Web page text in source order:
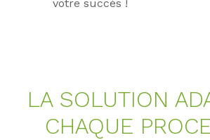
votre succès !
LA SO­LU­TI­ON
CHAQUE